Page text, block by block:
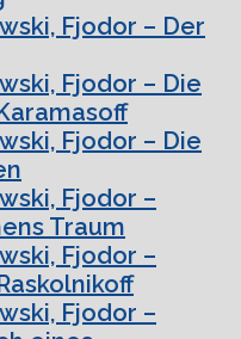
Fjodor – Der
Fjodor – Die
Fjodor – Die
Fjodor –
Traum
Fjodor –
Fjodor –